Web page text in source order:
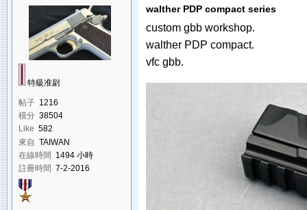
特級准尉
帖子 1216
積分 38504
Like 582
來自 TAIWAN
在線時間 1494 小時
註冊時間 7-2-2016
walther PDP compact series
custom gbb workshop.
walther PDP compact.
vfc gbb.